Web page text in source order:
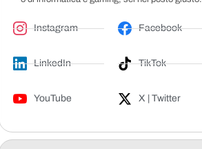
Instagram
LinkedIn
YouTube
Facebook
TikTok
X | Twitter